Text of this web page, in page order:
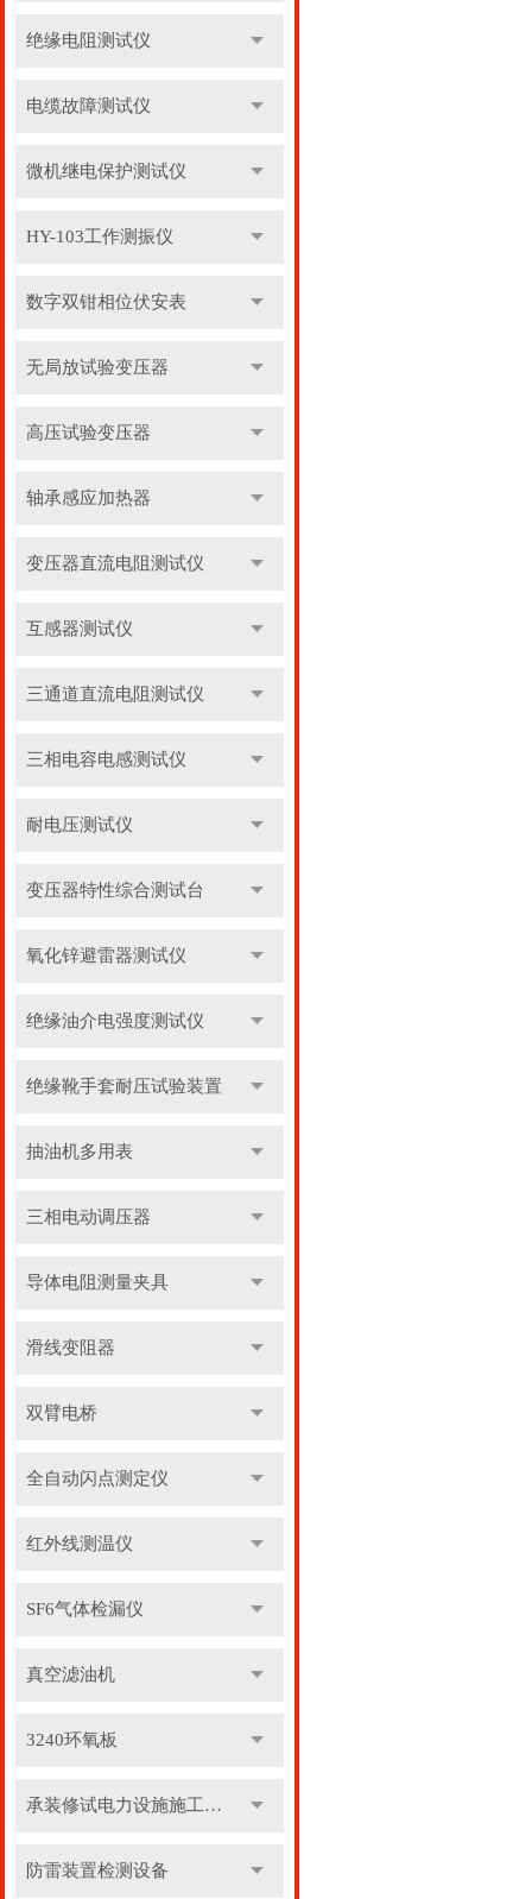
绝缘电阻测试仪
电缆故障测试仪
微机继电保护测试仪
HY-103工作测振仪
数字双钳相位伏安表
无局放试验变压器
高压试验变压器
轴承感应加热器
变压器直流电阻测试仪
互感器测试仪
三通道直流电阻测试仪
三相电容电感测试仪
耐电压测试仪
变压器特性综合测试台
氧化锌避雷器测试仪
绝缘油介电强度测试仪
绝缘靴手套耐压试验装置
抽油机多用表
三相电动调压器
导体电阻测量夹具
滑线变阻器
双臂电桥
全自动闪点测定仪
红外线测温仪
SF6气体检漏仪
真空滤油机
3240环氧板
承装修试电力设施施工机具
防雷装置检测设备